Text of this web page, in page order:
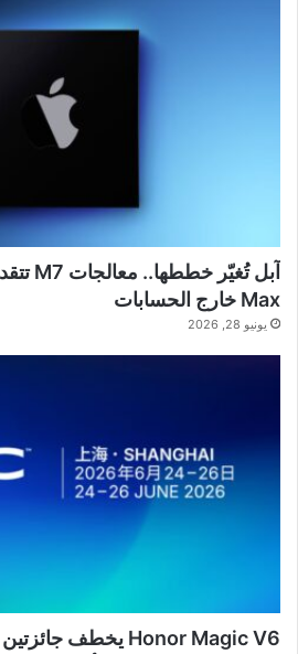
Max خارج الحسابات
يونيو 28, 2026